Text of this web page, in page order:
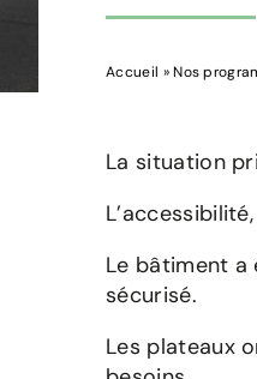
Accueil »Nos
La situation
Le bâtiment a
sécurisé.
Les plateaux